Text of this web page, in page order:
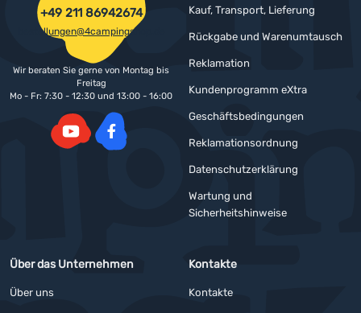
Kauf, Transport, Lieferung
Rückgabe und Warenumtausch
Reklamation
Kundenprogramm eXtra
Geschäftsbedingungen
Reklamationsordnung
Datenschutzerklärung
Wartung und
Sicherheitshinweise
Über das Unternehmen
Über uns
Kontakte
Kontakte
+49 211 86942674
bestellungen@4campingshop.de
Wir beraten Sie gerne von Montag bis
Freitag
Mo - Fr: 7:30 - 12:30 und 13:00 - 16:00